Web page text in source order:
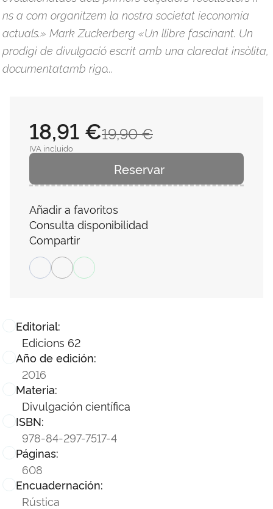
ns a com organitzem la nostra societat ieconomia
actuals.» Mark Zuckerberg «Un llibre fascinant. Un
prodigi de divulgació escrit amb una claredat insòlita,
documentatamb rigo...
Editorial:
Edicions 62
Año de edición:
2016
Materia:
Divulgación científica
ISBN:
978-84-297-7517-4
Páginas:
608
Encuadernación:
Rústica
19,90 €
18,91 €
IVA incluido
Reservar
Añadir a favoritos
Consulta disponibilidad
Compartir